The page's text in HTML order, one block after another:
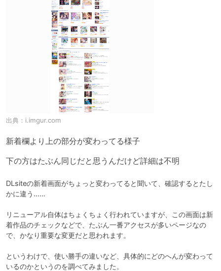
出典： i.imgur.com
新着欄より上の部分が変わってる様子
下の方はたぶん同じだと思うんだけど詳細は不明
DLsiteの新着画面がちょっと変わってると聞いて、確認するとたし
かに違う……
リニューアル自体はちょくちょく行われていますが、この画面は新
着作品のチェックなどで、たぶん一番アクセスが多いページなの
で、かなり重要な変更だと思われます。
というわけで、使い勝手の違いなど、具体的にどのへんが変わって
いるのかというのを調べてみました。